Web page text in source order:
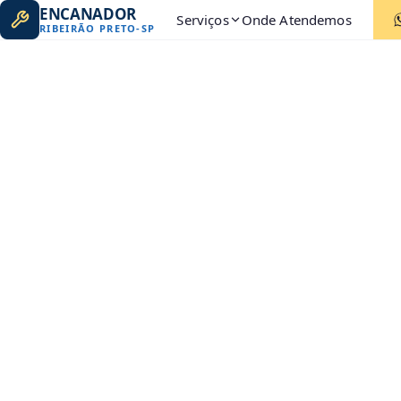
ENCANADOR
RIBEIRÃO PRETO-SP Serviços Onde Atendemos